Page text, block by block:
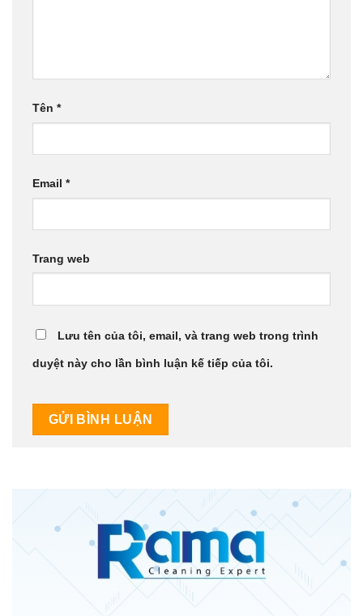
Tên *
Email *
Trang web
Lưu tên của tôi, email, và trang web trong trình
duyệt này cho lần bình luận kế tiếp của tôi.